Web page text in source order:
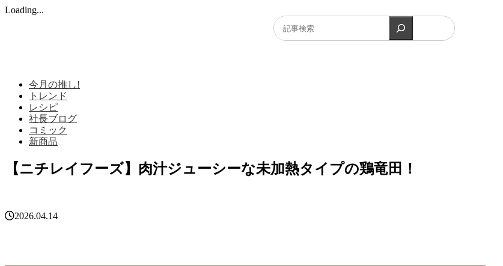
Loading...
今月の推し!
トレンド
レシピ
社長ブログ
コミック
新商品
【ニチレイフーズ】肉汁ジューシーな未加熱タイプの鶏竜田！
2026.04.14